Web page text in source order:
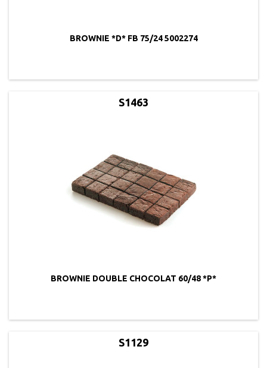
BROWNIE *D* FB 75/24 5002274
S1463
BROWNIE DOUBLE CHOCOLAT 60/48 *P*
S1129